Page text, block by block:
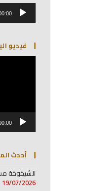
مشغل
الصوت
فيديو
مشغل
أحدث
الشيخوخة
19/07/2026